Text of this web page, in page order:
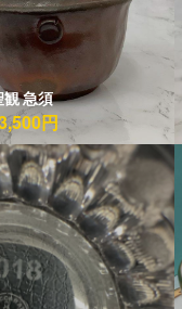
観 急須
円